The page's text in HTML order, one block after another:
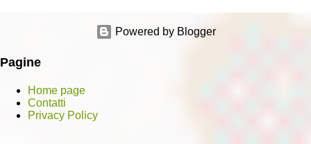
Powered by Blogger
Pagine
Home page
Contatti
Privacy Policy